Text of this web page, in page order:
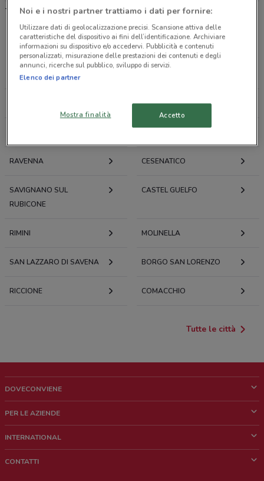
-
Offerte volantini e cataloghi per città nelle vicinanze
FORLÌ
LUGO
RAVENNA CESENATICO
SAVIGNANO SUL
RUBICONE
CASTEL GUELFO
RIMINI MOLINELLA
SAN LAZZARO DI SAVENA BORGO SAN LORENZO
RICCIONE COMACCHIO
Tutte le città
DOVECONVIENE
Chi siamo
Lavora con noi
PER LE AZIENDE
Richieste commerciali e marketing
INTERNATIONAL
CONTATTI
Noi e i nostri partner trattiamo i dati per fornire:
Utilizzare dati di geolocalizzazione precisi. Scansione attiva delle
caratteristiche del dispositivo ai fini dell’identificazione. Archiviare
informazioni su dispositivo e/o accedervi. Pubblicità e contenuti
personalizzati, misurazione delle prestazioni dei contenuti e degli
annunci, ricerche sul pubblico, sviluppo di servizi.
Elenco dei partner
Mostra finalità Accetto